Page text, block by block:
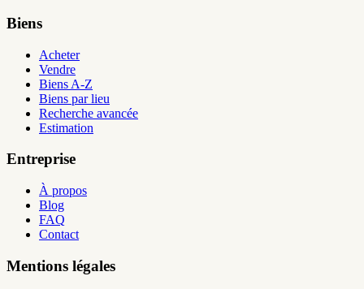
Biens
Acheter
Vendre
Biens A-Z
Biens par lieu
Recherche avancée
Estimation
Entreprise
À propos
Blog
FAQ
Contact
Mentions légales